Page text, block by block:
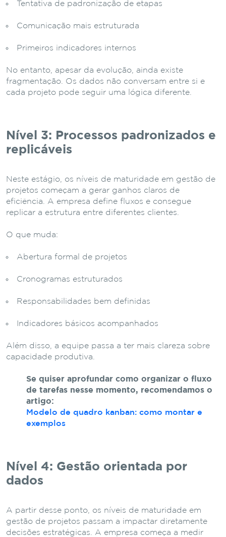
Tentativa de padronização de etapas
Comunicação mais estruturada
Primeiros indicadores internos
No entanto, apesar da evolução, ainda existe
fragmentação. Os dados não conversam entre si e
cada projeto pode seguir uma lógica diferente.
Nível 3: Processos padronizados e
replicáveis
Neste estágio, os níveis de maturidade em gestão de
projetos começam a gerar ganhos claros de
eficiência. A empresa define fluxos e consegue
replicar a estrutura entre diferentes clientes.
O que muda:
Abertura formal de projetos
Cronogramas estruturados
Responsabilidades bem definidas
Indicadores básicos acompanhados
Além disso, a equipe passa a ter mais clareza sobre
capacidade produtiva.
Se quiser aprofundar como organizar o fluxo
de tarefas nesse momento, recomendamos o
artigo:
Modelo de quadro kanban: como montar e
exemplos
Nível 4: Gestão orientada por
dados
A partir desse ponto, os níveis de maturidade em
gestão de projetos passam a impactar diretamente
decisões estratégicas. A empresa começa a medir